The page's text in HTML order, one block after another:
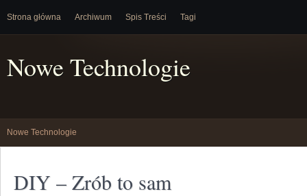
Strona główna Archiwum Spis Treści Tagi
Nowe Technologie
Nowe Technologie
DIY – Zrób to sam